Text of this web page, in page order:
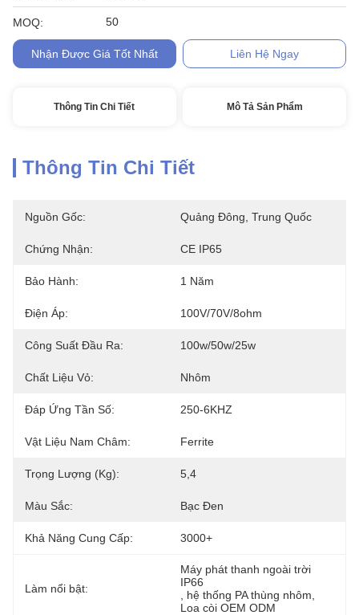
MOQ: 50
Nhận Được Giá Tốt Nhất Liên Hệ Ngay
Thông Tin Chi Tiết Mô Tả Sản Phẩm
Thông Tin Chi Tiết
Nguồn Gốc: Quảng Đông, Trung Quốc
Chứng Nhận: CE IP65
Bảo Hành: 1 Năm
Điện Áp: 100V/70V/8ohm
Công Suất Đầu Ra: 100w/50w/25w
Chất Liệu Vỏ: Nhôm
Đáp Ứng Tần Số: 250-6KHZ
Vật Liệu Nam Châm: Ferrite
Trọng Lượng (kg): 5,4
Màu Sắc: Bạc Đen
Khả Năng Cung Cấp: 3000+
Làm nổi bật:
Máy phát thanh ngoài trời
IP66
hệ thống PA thùng nhôm
Loa còi OEM ODM